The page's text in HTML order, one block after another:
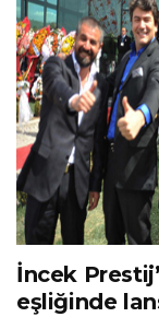
İncek
eşliğinde